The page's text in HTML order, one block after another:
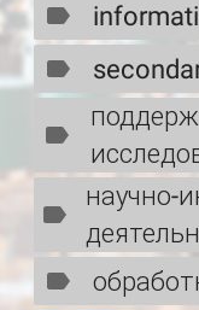
научно-